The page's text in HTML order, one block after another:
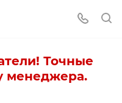
Точные
менеджера.